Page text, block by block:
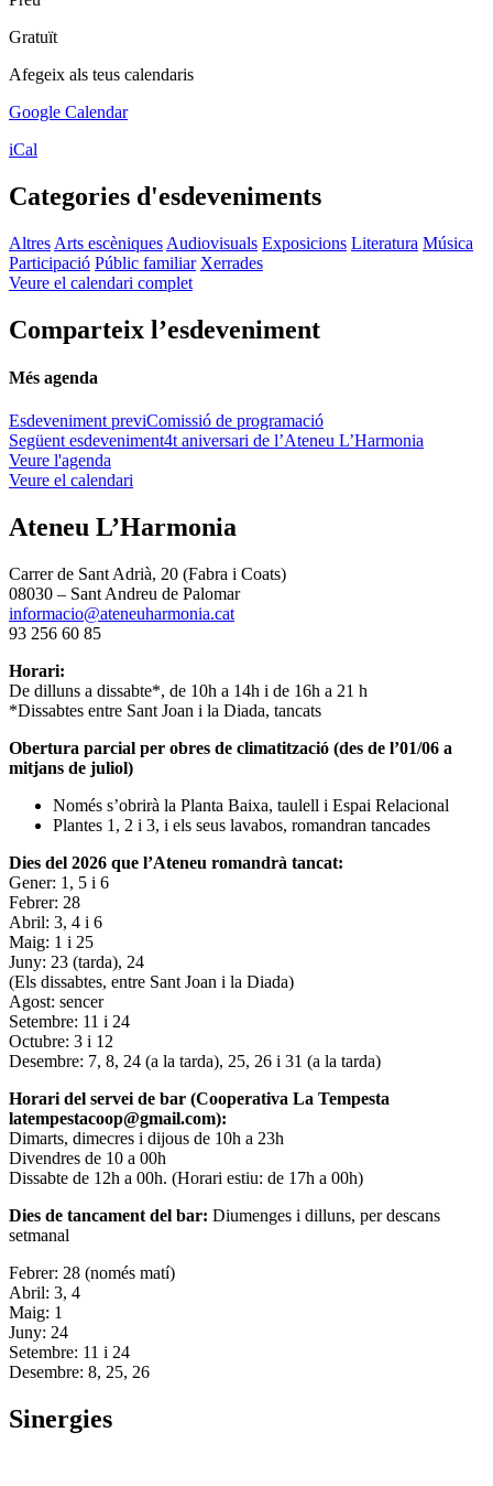
Gratuït
Afegeix als teus calendaris
Google Calendar
iCal
Categories d'esdeveniments
Altres Arts escèniques Audiovisuals Exposicions Literatura Música
Participació Públic familiar Xerrades
Veure el calendari complet
Comparteix l’esdeveniment
Més agenda
Esdeveniment previComissió de programació
Següent esdeveniment4t aniversari de l’Ateneu L’Harmonia
Veure l'agenda
Veure el calendari
Ateneu L’Harmonia
Carrer de Sant Adrià, 20 (Fabra i Coats)
08030 – Sant Andreu de Palomar
informacio@ateneuharmonia.cat
93 256 60 85
Horari:
De dilluns a dissabte*, de 10h a 14h i de 16h a 21 h
*Dissabtes entre Sant Joan i la Diada, tancats
Obertura parcial per obres de climatització (des de l’01/06 a
mitjans de juliol)
Només s’obrirà la Planta Baixa, taulell i Espai Relacional
Plantes 1, 2 i 3, i els seus lavabos, romandran tancades
Dies del 2026 que l’Ateneu romandrà tancat:
Gener: 1, 5 i 6
Febrer: 28
Abril: 3, 4 i 6
Maig: 1 i 25
Juny: 23 (tarda), 24
(Els dissabtes, entre Sant Joan i la Diada)
Agost: sencer
Setembre: 11 i 24
Octubre: 3 i 12
Desembre: 7, 8, 24 (a la tarda), 25, 26 i 31 (a la tarda)
Horari del servei de bar (Cooperativa La Tempesta
latempestacoop@gmail.com):
Dimarts, dimecres i dijous de 10h a 23h
Divendres de 10 a 00h
Dissabte de 12h a 00h. (Horari estiu: de 17h a 00h)
Dies de tancament del bar: Diumenges i dilluns, per descans
setmanal
Febrer: 28 (només matí)
Abril: 3, 4
Maig: 1
Juny: 24
Setembre: 11 i 24
Desembre: 8, 25, 26
Sinergies